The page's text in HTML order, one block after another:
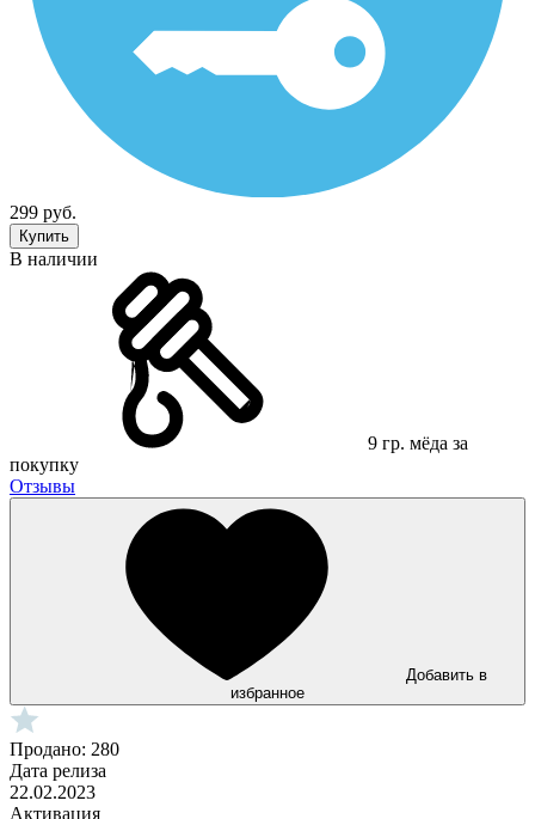
299 руб.
Купить
В наличии
9 гр. мёда за
покупку
Отзывы
Добавить в
избранное
Продано: 280
Дата релиза
22.02.2023
Активация